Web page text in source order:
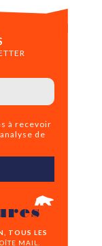
à recevoir
de
TOUS LES
MAIL.